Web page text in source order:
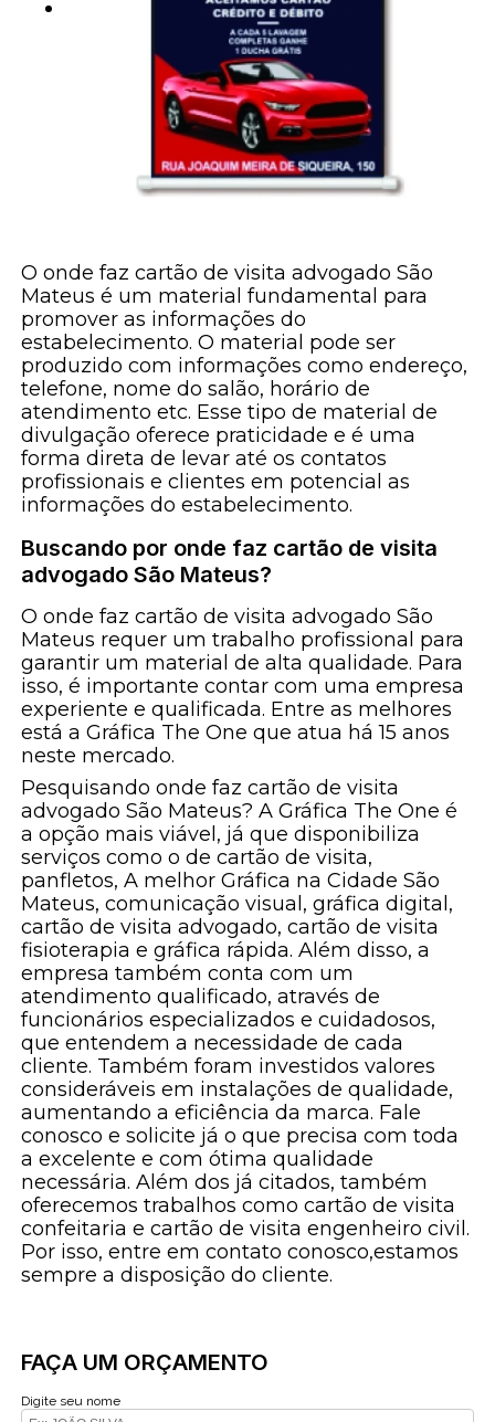
O onde faz cartão de visita advogado São
Mateus é um material fundamental para
promover as informações do
estabelecimento. O material pode ser
produzido com informações como endereço,
telefone, nome do salão, horário de
atendimento etc. Esse tipo de material de
divulgação oferece praticidade e é uma
forma direta de levar até os contatos
profissionais e clientes em potencial as
informações do estabelecimento.
Buscando por onde faz cartão de visita
advogado São Mateus?
O onde faz cartão de visita advogado São
Mateus requer um trabalho profissional para
garantir um material de alta qualidade. Para
isso, é importante contar com uma empresa
experiente e qualificada. Entre as melhores
está a Gráfica The One que atua há 15 anos
neste mercado.
Pesquisando onde faz cartão de visita
advogado São Mateus? A Gráfica The One é
a opção mais viável, já que disponibiliza
serviços como o de cartão de visita,
panfletos, A melhor Gráfica na Cidade São
Mateus, comunicação visual, gráfica digital,
cartão de visita advogado, cartão de visita
fisioterapia e gráfica rápida. Além disso, a
empresa também conta com um
atendimento qualificado, através de
funcionários especializados e cuidadosos,
que entendem a necessidade de cada
cliente. Também foram investidos valores
consideráveis em instalações de qualidade,
aumentando a eficiência da marca. Fale
conosco e solicite já o que precisa com toda
a excelente e com ótima qualidade
necessária. Além dos já citados, também
oferecemos trabalhos como cartão de visita
confeitaria e cartão de visita engenheiro civil.
Por isso, entre em contato conosco,estamos
sempre a disposição do cliente.
FAÇA UM ORÇAMENTO
Digite seu nome